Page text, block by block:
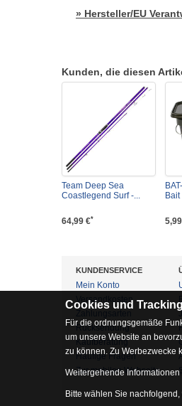
» Hersteller/EU
Kunden, die diesen
Team Deep Sea
Coastlegend Surf -...
64,99 €*
KUNDENSERVICE
Mein Konto
Versandkosten
Rücksendung
Kaufberatung
Häufige Fragen
Zur mobilen Webseite
Cookies und Tracking
Für die ordnungsgemäße
um unsere Website an
zu können. Zu Werbezwecke
Weitergehende
Bitte wählen Sie